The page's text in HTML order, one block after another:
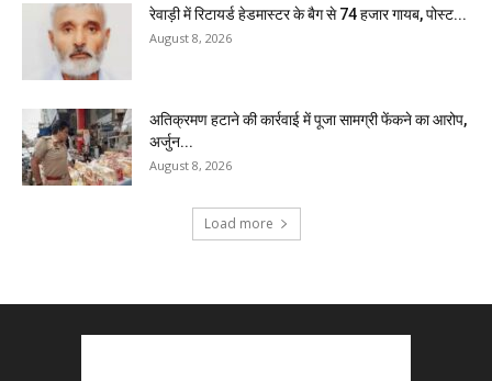
रेवाड़ी में रिटायर्ड हेडमास्टर के बैग से ₹74 हजार गायब, पोस्ट...
August 8, 2026
अतिक्रमण हटाने की कार्रवाई में पूजा सामग्री फेंकने का आरोप,
अर्जुन...
August 8, 2026
Load more